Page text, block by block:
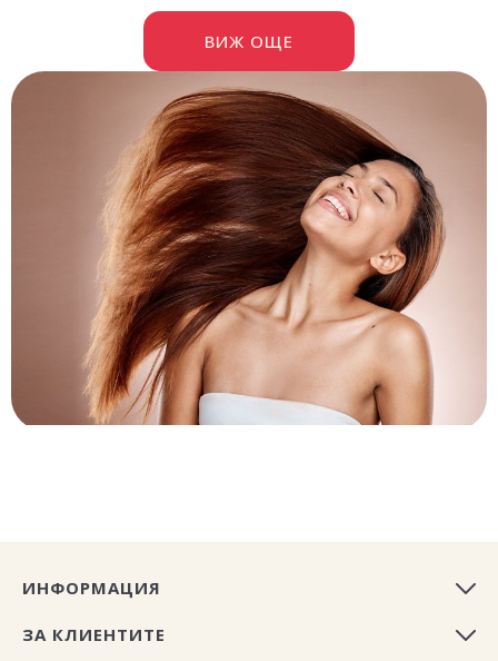
ВИЖ ОЩЕ
ИНФОРМАЦИЯ
ЗА КЛИЕНТИТЕ